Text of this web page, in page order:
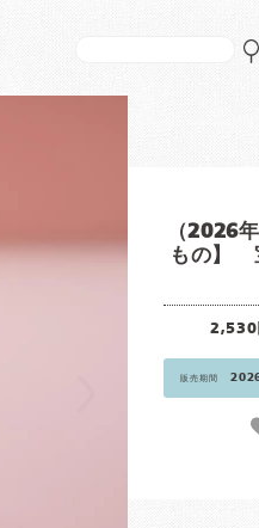
（2026
もの】
2,530
販売期間